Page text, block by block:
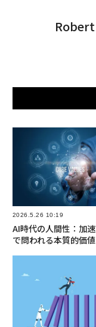
2026.5.26 10:19
AI時代の人間性：加
で問われる本質的価値